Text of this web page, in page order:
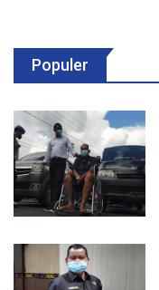
Populer